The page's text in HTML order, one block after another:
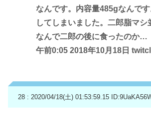
なんです。内容量485gなんで
してしまいました。二郎脂マ
なんで二郎の後に食ったのか…
午前0:05 2018年10月18日
28 : 2020/04/18(土) 01:53:59.15